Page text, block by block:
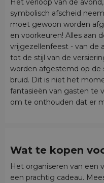
Het verloop van de
symbolisch afscheid
moet gewoon worden
en voorkeuren! Alles aan
vrijgezellenfeest - van de
tot de stijl van de
worden afgestemd op de
bruid. Dit is niet het
fantasieën van gasten te
om te onthouden dat er
Wat te kopen
Het organiseren van een
een prachtig cadeau.